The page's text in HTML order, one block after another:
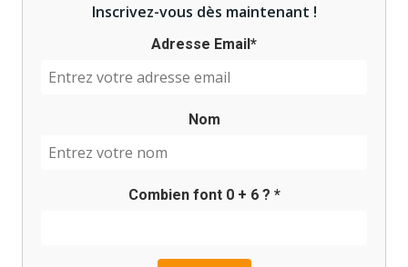
Inscrivez-vous dès maintenant !
Adresse Email*
Nom
Combien font 0+ 6? *